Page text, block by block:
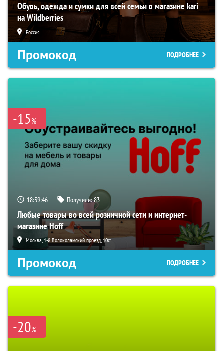
Обувь, одежда и сумки для всей семьи в магазине kari
на Wildberries
Россия
Промокод ПОДРОБНЕЕ
-15%
18:39:45 Получили:83
Любые товары во всей розничной сети и интернет-
магазине Hoff
Москва, 1-й Волоколамский проезд, 10с1
Промокод ПОДРОБНЕЕ
-20%